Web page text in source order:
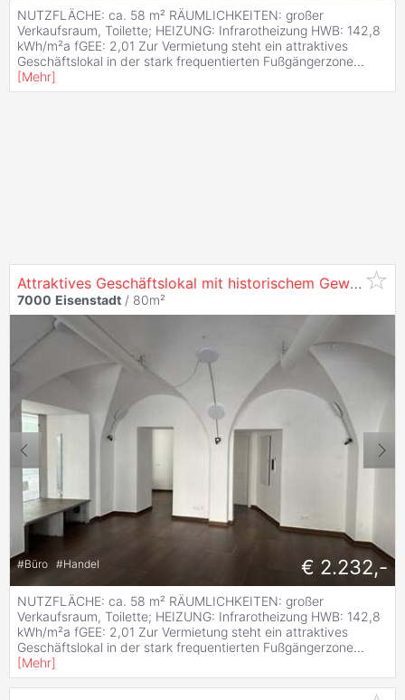
NUTZFLÄCHE: ca. 58 m² RÄUMLICHKEITEN: großer
Verkaufsraum, Toilette; HEIZUNG: Infrarotheizung HWB: 142,8
kWh/m²a fGEE: 2,01 Zur Vermietung steht ein attraktives
Geschäftslokal in der stark frequentierten Fußgängerzone...
[Mehr]
Attraktives Geschäftslokal mit historischem Gewölbe in bester Frequenzlage von
7000 Eisenstadt / 80m²
#Büro #Handel € 2.232,-
NUTZFLÄCHE: ca. 58 m² RÄUMLICHKEITEN: großer
Verkaufsraum, Toilette; HEIZUNG: Infrarotheizung HWB: 142,8
kWh/m²a fGEE: 2,01 Zur Vermietung steht ein attraktives
Geschäftslokal in der stark frequentierten Fußgängerzone...
[Mehr]